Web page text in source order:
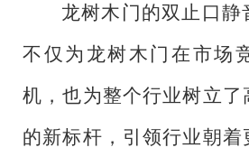
龙树木门的双止口静
不仅为龙树木门在市场
机，也为整个行业树立了
的新标杆，引领行业朝